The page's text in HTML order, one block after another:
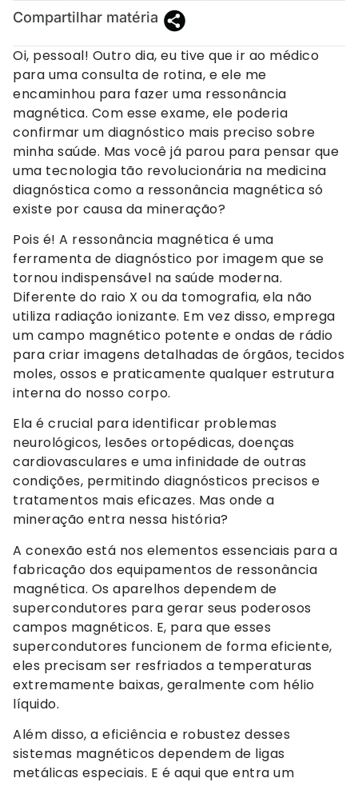
Compartilhar matéria
Oi, pessoal! Outro dia, eu tive que ir ao médico
para uma consulta de rotina, e ele me
encaminhou para fazer uma ressonância
magnética. Com esse exame, ele poderia
confirmar um diagnóstico mais preciso sobre
minha saúde. Mas você já parou para pensar que
uma tecnologia tão revolucionária na medicina
diagnóstica como a ressonância magnética só
existe por causa da mineração?
Pois é! A ressonância magnética é uma
ferramenta de diagnóstico por imagem que se
tornou indispensável na saúde moderna.
Diferente do raio X ou da tomografia, ela não
utiliza radiação ionizante. Em vez disso, emprega
um campo magnético potente e ondas de rádio
para criar imagens detalhadas de órgãos, tecidos
moles, ossos e praticamente qualquer estrutura
interna do nosso corpo.
Ela é crucial para identificar problemas
neurológicos, lesões ortopédicas, doenças
cardiovasculares e uma infinidade de outras
condições, permitindo diagnósticos precisos e
tratamentos mais eficazes. Mas onde a
mineração entra nessa história?
A conexão está nos elementos essenciais para a
fabricação dos equipamentos de ressonância
magnética. Os aparelhos dependem de
supercondutores para gerar seus poderosos
campos magnéticos. E, para que esses
supercondutores funcionem de forma eficiente,
eles precisam ser resfriados a temperaturas
extremamente baixas, geralmente com hélio
líquido.
Além disso, a eficiência e robustez desses
sistemas magnéticos dependem de ligas
metálicas especiais. E é aqui que entra um